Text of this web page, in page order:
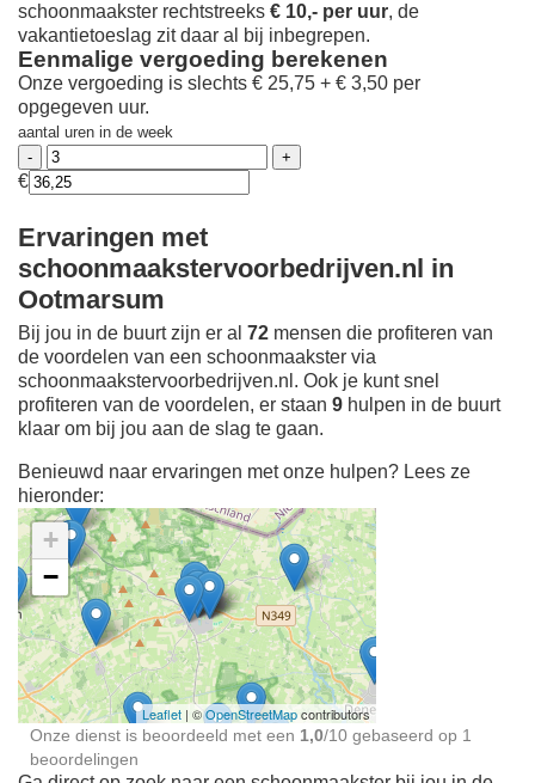
schoonmaakster rechtstreeks € 10,- per uur, de
vakantietoeslag zit daar al bij inbegrepen.
Eenmalige vergoeding berekenen
Onze vergoeding is slechts € 25,75 + € 3,50 per
opgegeven uur.
aantal uren in de week
€
Ervaringen met
schoonmaakstervoorbedrijven.nl in
Ootmarsum
Bij jou in de buurt zijn er al 72 mensen die profiteren van
de voordelen van een schoonmaakster via
schoonmaakstervoorbedrijven.nl. Ook je kunt snel
profiteren van de voordelen, er staan 9 hulpen in de buurt
klaar om bij jou aan de slag te gaan.
Benieuwd naar ervaringen met onze hulpen? Lees ze
hieronder:
Ontdek meer ervaringen
Schoonmaakster bij
jou in de buurt
+
−
Leaflet | ©OpenStreetMapcontributors
Onze dienst is beoordeeld met een 1,0/10 gebaseerd op 1
beoordelingen